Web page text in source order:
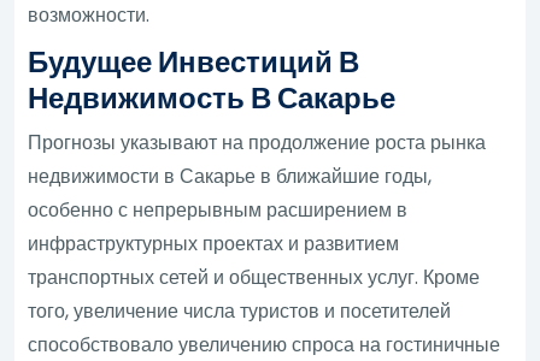
возможности.
Будущее Инвестиций В
Недвижимость В Сакарье
Прогнозы указывают на продолжение роста рынка
недвижимости в Сакарье в ближайшие годы,
особенно с непрерывным расширением в
инфраструктурных проектах и развитием
транспортных сетей и общественных услуг. Кроме
того, увеличение числа туристов и посетителей
способствовало увеличению спроса на гостиничные